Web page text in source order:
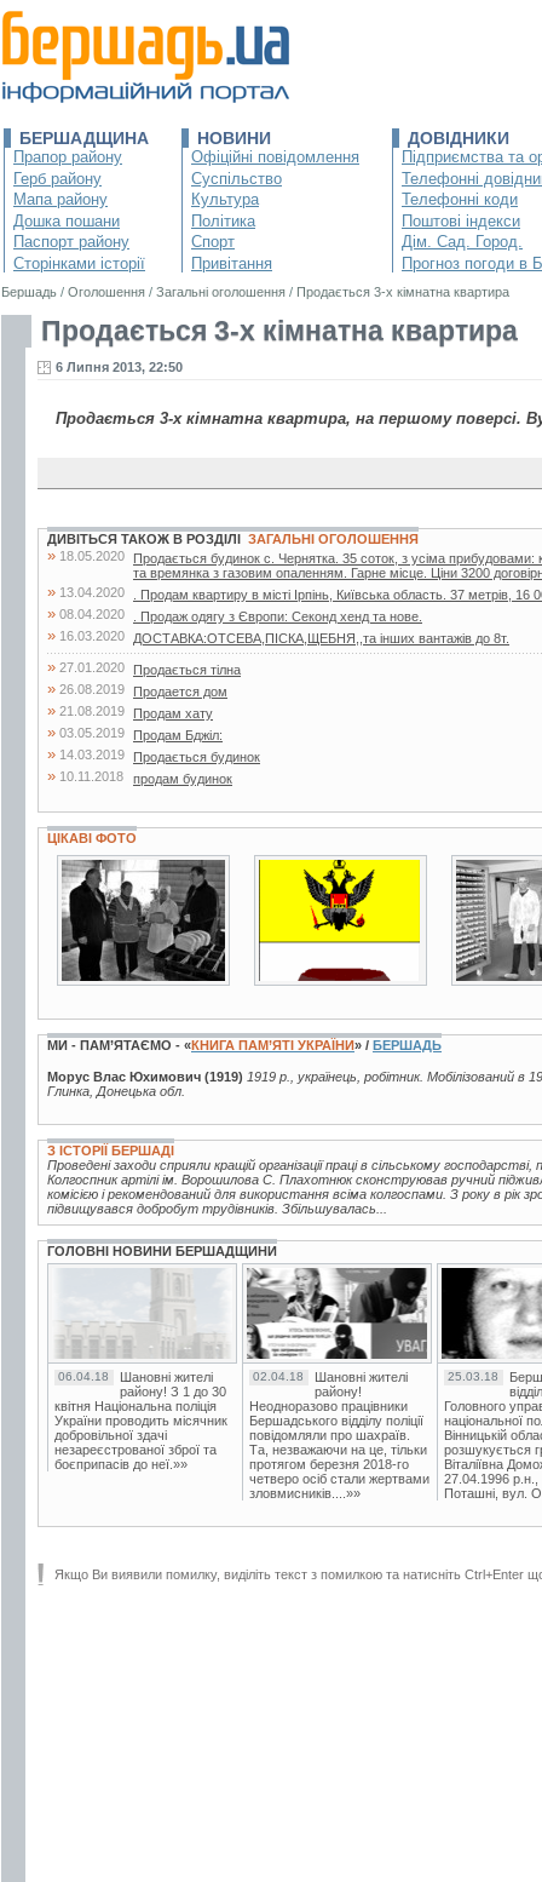
БЕРШАДЩИНА
Прапор району
Герб району
Мапа району
Дошка пошани
Паспорт району
Сторінками історії
НОВИНИ
Офіційні повідомлення
Суспільство
Культура
Політика
Спорт
Привітання
ДОВІДНИКИ
Підприємства та
Телефонні
Телефонні коди
Поштові індекси
Дім. Сад. Город.
Прогноз погоди в
Бершадь / Оголошення / Загальні оголошення / Продається 3-х кімнатна квартира
Продається 3-х кімнатна квартира
6 Липня 2013, 22:50
Продається 3-х кімнатна квартира, на першому поверсі.
ДИВІТЬСЯ ТАКОЖ В РОЗДІЛІ ЗАГАЛЬНІ ОГОЛОШЕННЯ
» 18.05.2020
Продається будинок с. Чернятка. 35 соток, з усіма прибудовами:
та времянка з газовим опаленням. Гарне місце. Ціни 3200
» 13.04.2020 . Продам квартиру в місті Ірпінь, Київська область. 37 метрів, 16
» 08.04.2020 . Продаж одягу з Європи: Секонд хенд та нове.
» 16.03.2020 ДОСТАВКА:ОТСЕВА,ПІСКА,ЩЕБНЯ,,та інших вантажів до 8т.
» 27.01.2020 Продається тілна
» 26.08.2019 Продается дом
» 21.08.2019 Продам хату
» 03.05.2019 Продам Бджiл:
» 14.03.2019 Продається будинок
» 10.11.2018 продам будинок
ЦІКАВІ ФОТО
4 фото 3 фото 7 фото
МИ - ПАМ’ЯТАЄМО - «КНИГА ПАМ’ЯТІ УКРАЇНИ» / БЕРШАДЬ
Морус Влас Юхимович (1919) 1919 р., українець, робітник. Мобілізований
Глинка, Донецька обл.
З ІСТОРІЇ БЕРШАДІ
Проведені заходи сприяли кращій організації праці в сільському господарстві,
Колгоспник артілі ім. Ворошилова С. Плахотнюк сконструював ручний
комісією і рекомендований для використання всіма колгоспами. З року в рік
підвищувався добробут трудівників. Збільшувалась...
ГОЛОВНІ НОВИНИ БЕРШАДЩИНИ
06.04.18
Шановні жителі
району! З 1 до 30
квітня Національна поліція
України проводить місячник
добровільної здачі
незареєстрованої зброї та
боєприпасів до неї.»»
02.04.18
Шановні жителі
району!
Неодноразово працівники
Бершадського відділу поліції
повідомляли про шахраїв.
Та, незважаючи на це, тільки
протягом березня 2018-го
четверо осіб стали жертвами
зловмисників....»»
25.03.18
Головного
національної
Вінницькій
розшукується
Віталіївна
27.04.1996 р.н.,
Поташні, вул.
Якщо Ви виявили помилку, виділіть текст з помилкою та натисніть Ctrl+Enter